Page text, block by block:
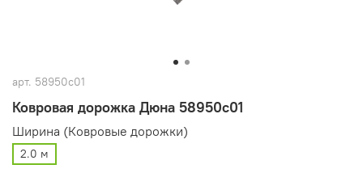
арт. 58950c01
Ковровая дорожка Дюна 58950c01
Ширина (Ковровые дорожки)
2.0 м